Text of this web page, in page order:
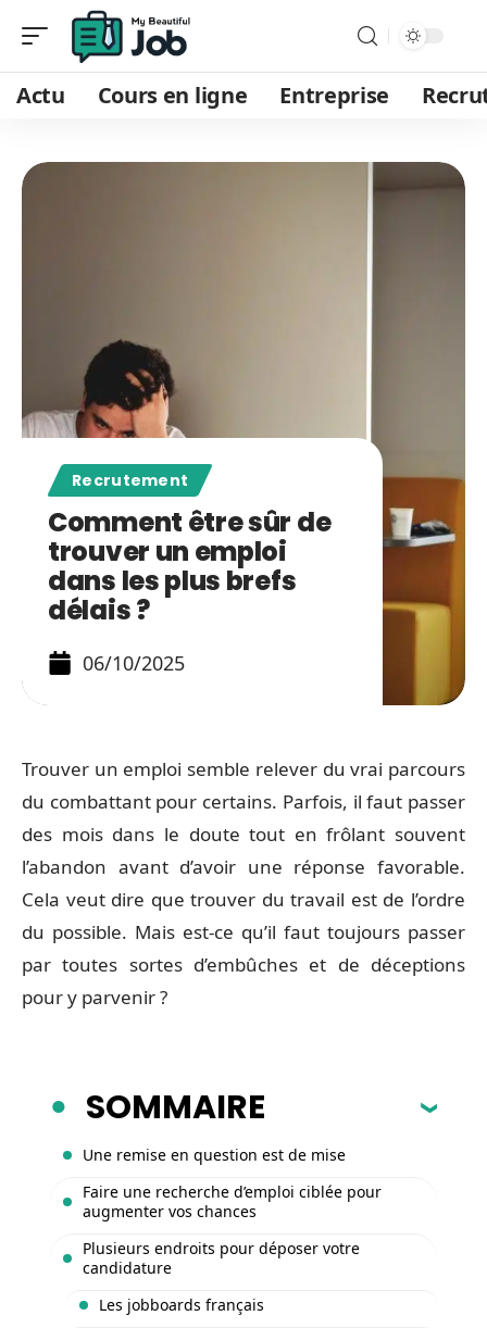
Actu Cours en ligne Entreprise
Recrutement
Comment être sûr de
trouver un emploi
dans les plus brefs
délais ?
06/10/2025
Trouver un emploi semble relever du vrai parcours
du combattant pour certains. Parfois, il faut passer
des mois dans le doute tout en frôlant souvent
l’abandon avant d’avoir une réponse favorable.
Cela veut dire que trouver du travail est de l’ordre
du possible. Mais est-ce qu’il faut toujours passer
par toutes sortes d’embûches et de déceptions
pour y parvenir ?
SOMMAIRE
Une remise en question est de mise
Faire une recherche d’emploi ciblée pour
augmenter vos chances
Plusieurs endroits pour déposer votre
candidature
Les jobboards français